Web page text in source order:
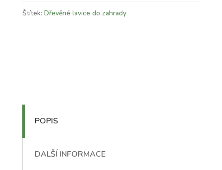
Štítek: Dřevěné lavice do zahrady
POPIS
DALŠÍ INFORMACE